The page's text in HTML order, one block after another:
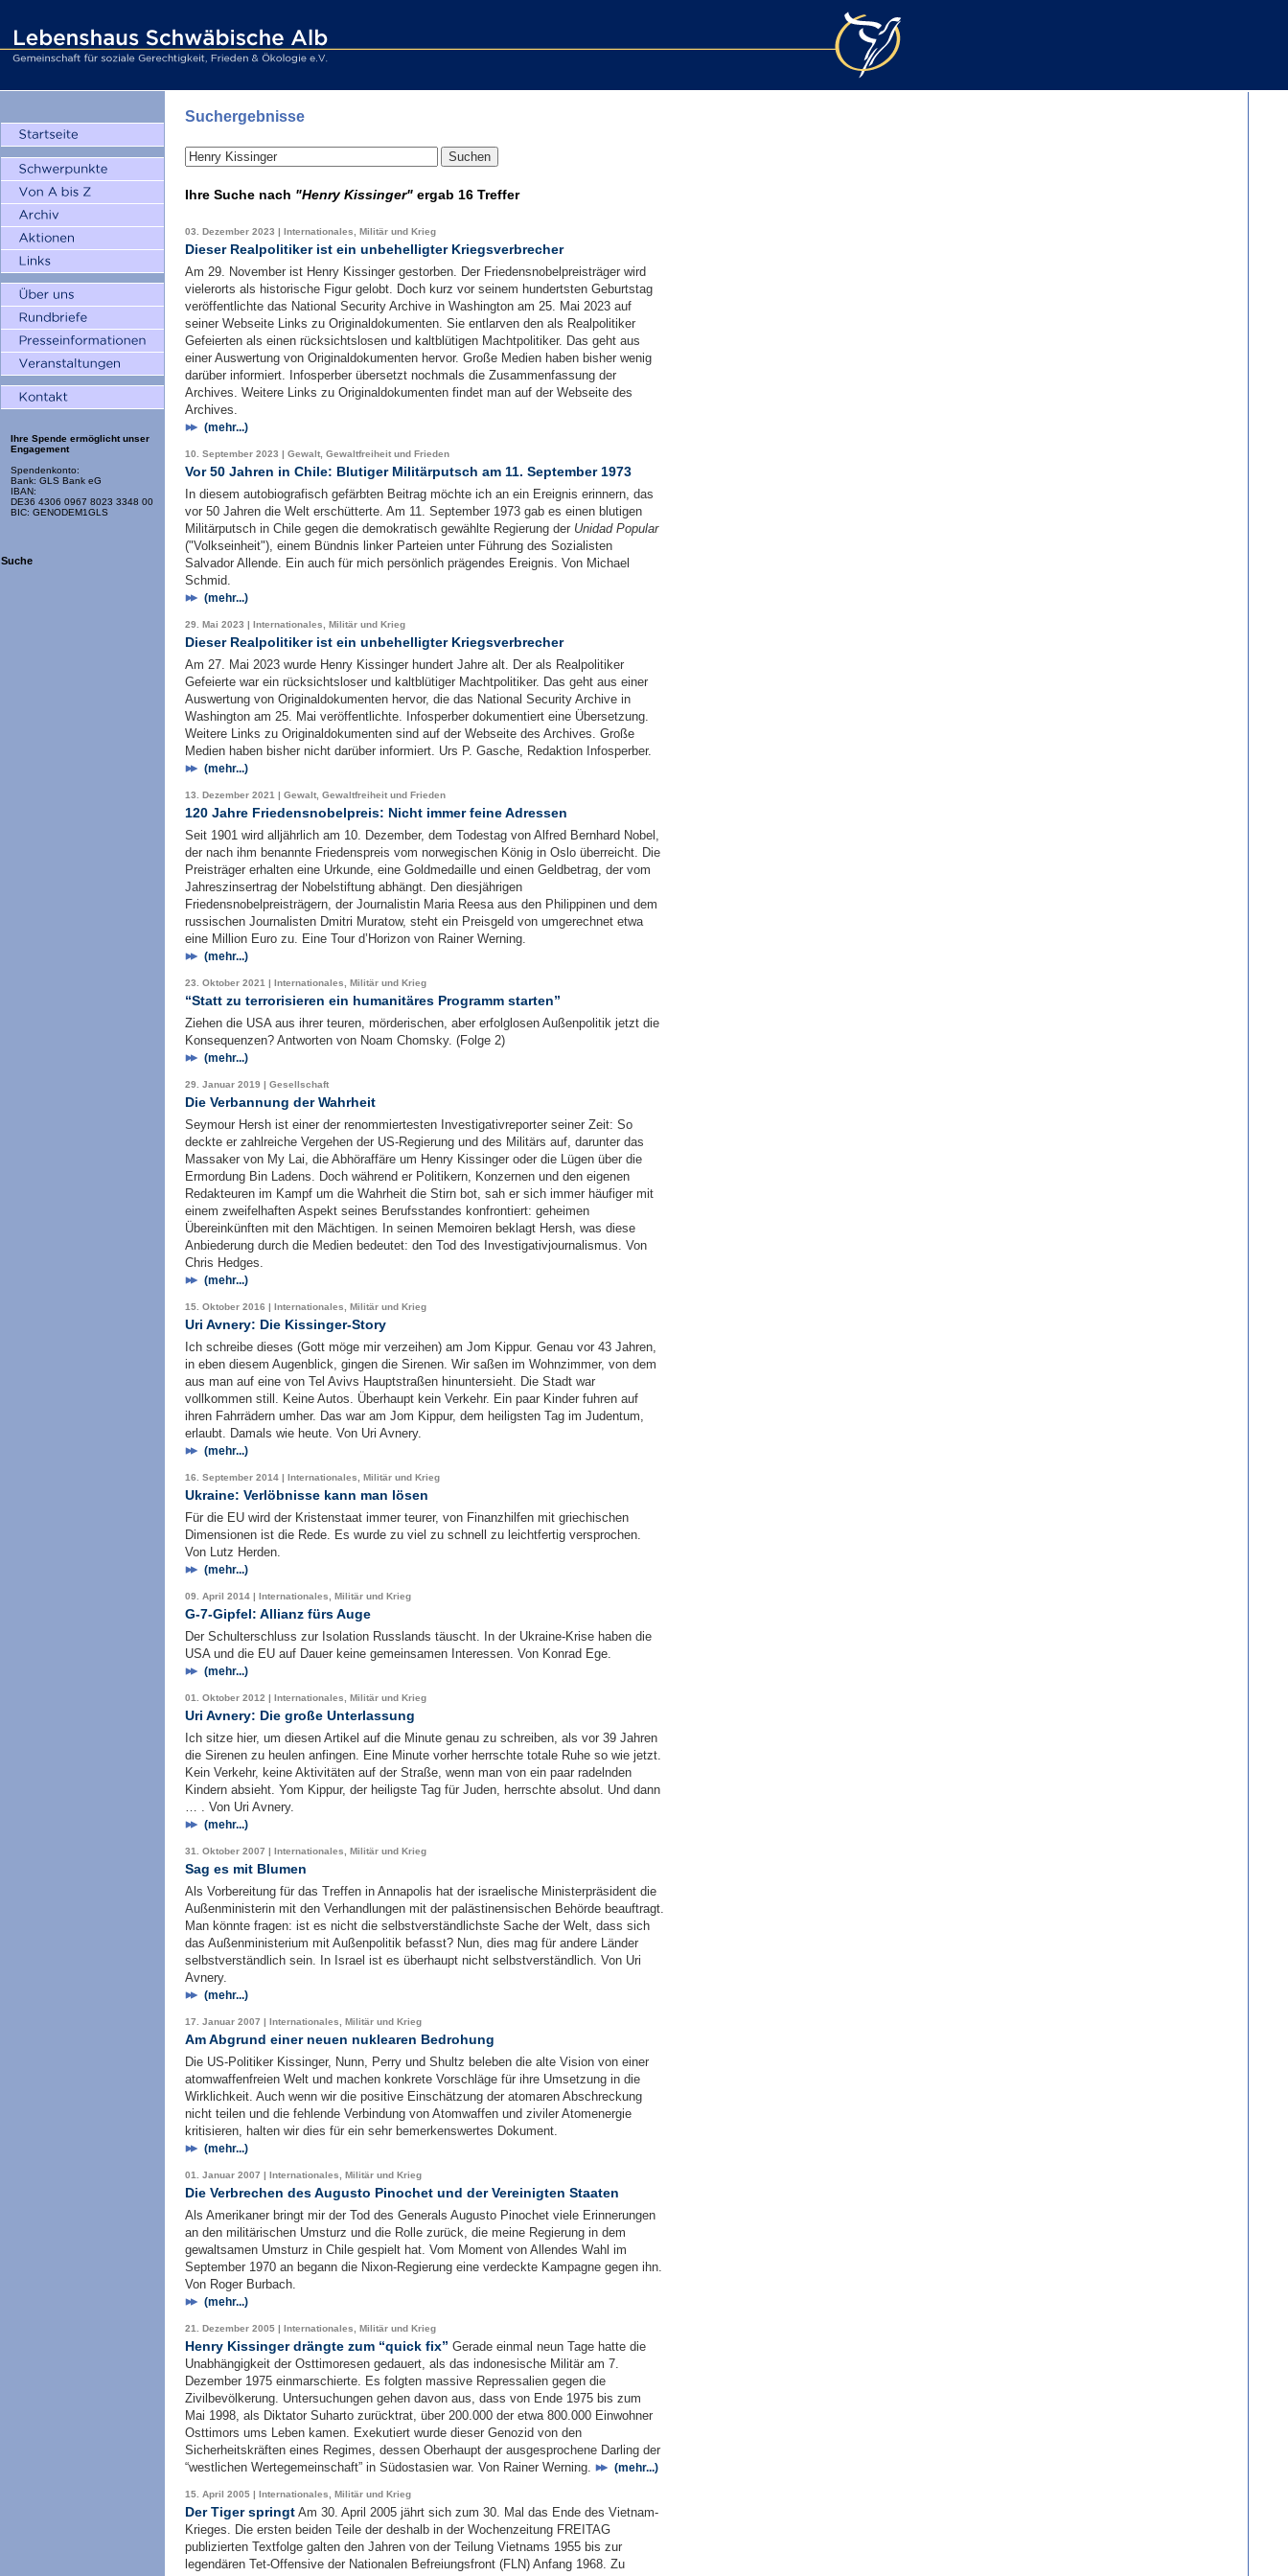
Ihre Spende ermöglicht unser
Engagement
Spendenkonto:
Bank: GLS Bank eG
IBAN:
DE36 4306 0967 8023 3348 00
BIC: GENODEM1GLS
Suche
Suchergebnisse
Ihre Suche nach "Henry Kissinger" ergab 16 Treffer
03. Dezember 2023 | Internationales, Militär und Krieg
Dieser Realpolitiker ist ein unbehelligter Kriegsverbrecher
Am 29. November ist Henry Kissinger gestorben. Der Friedensnobelpreisträger wird
vielerorts als historische Figur gelobt. Doch kurz vor seinem hundertsten Geburtstag
veröffentlichte das National Security Archive in Washington am 25. Mai 2023 auf
seiner Webseite Links zu Originaldokumenten. Sie entlarven den als Realpolitiker
Gefeierten als einen rücksichtslosen und kaltblütigen Machtpolitiker. Das geht aus
einer Auswertung von Originaldokumenten hervor. Große Medien haben bisher wenig
darüber informiert. Infosperber übersetzt nochmals die Zusammenfassung der
Archives. Weitere Links zu Originaldokumenten findet man auf der Webseite des
Archives.
(mehr...)
10. September 2023 | Gewalt, Gewaltfreiheit und Frieden
Vor 50 Jahren in Chile: Blutiger Militärputsch am 11. September 1973
In diesem autobiografisch gefärbten Beitrag möchte ich an ein Ereignis erinnern, das
vor 50 Jahren die Welt erschütterte. Am 11. September 1973 gab es einen blutigen
Militärputsch in Chile gegen die demokratisch gewählte Regierung der Unidad Popular
("Volkseinheit"), einem Bündnis linker Parteien unter Führung des Sozialisten
Salvador Allende. Ein auch für mich persönlich prägendes Ereignis. Von Michael
Schmid.
(mehr...)
29. Mai 2023 | Internationales, Militär und Krieg
Dieser Realpolitiker ist ein unbehelligter Kriegsverbrecher
Am 27. Mai 2023 wurde Henry Kissinger hundert Jahre alt. Der als Realpolitiker
Gefeierte war ein rücksichtsloser und kaltblütiger Machtpolitiker. Das geht aus einer
Auswertung von Originaldokumenten hervor, die das National Security Archive in
Washington am 25. Mai veröffentlichte. Infosperber dokumentiert eine Übersetzung.
Weitere Links zu Originaldokumenten sind auf der Webseite des Archives. Große
Medien haben bisher nicht darüber informiert. Urs P. Gasche, Redaktion Infosperber.
(mehr...)
13. Dezember 2021 | Gewalt, Gewaltfreiheit und Frieden
120 Jahre Friedensnobelpreis: Nicht immer feine Adressen
Seit 1901 wird alljährlich am 10. Dezember, dem Todestag von Alfred Bernhard Nobel,
der nach ihm benannte Friedenspreis vom norwegischen König in Oslo überreicht. Die
Preisträger erhalten eine Urkunde, eine Goldmedaille und einen Geldbetrag, der vom
Jahreszinsertrag der Nobelstiftung abhängt. Den diesjährigen
Friedensnobelpreisträgern, der Journalistin Maria Reesa aus den Philippinen und dem
russischen Journalisten Dmitri Muratow, steht ein Preisgeld von umgerechnet etwa
eine Million Euro zu. Eine Tour d’Horizon von Rainer Werning.
(mehr...)
23. Oktober 2021 | Internationales, Militär und Krieg
“Statt zu terrorisieren ein humanitäres Programm starten”
Ziehen die USA aus ihrer teuren, mörderischen, aber erfolglosen Außenpolitik jetzt die
Konsequenzen? Antworten von Noam Chomsky. (Folge 2)
(mehr...)
29. Januar 2019 | Gesellschaft
Die Verbannung der Wahrheit
Seymour Hersh ist einer der renommiertesten Investigativreporter seiner Zeit: So
deckte er zahlreiche Vergehen der US-Regierung und des Militärs auf, darunter das
Massaker von My Lai, die Abhöraffäre um Henry Kissinger oder die Lügen über die
Ermordung Bin Ladens. Doch während er Politikern, Konzernen und den eigenen
Redakteuren im Kampf um die Wahrheit die Stirn bot, sah er sich immer häufiger mit
einem zweifelhaften Aspekt seines Berufsstandes konfrontiert: geheimen
Übereinkünften mit den Mächtigen. In seinen Memoiren beklagt Hersh, was diese
Anbiederung durch die Medien bedeutet: den Tod des Investigativjournalismus. Von
Chris Hedges.
(mehr...)
15. Oktober 2016 | Internationales, Militär und Krieg
Uri Avnery: Die Kissinger-Story
Ich schreibe dieses (Gott möge mir verzeihen) am Jom Kippur. Genau vor 43 Jahren,
in eben diesem Augenblick, gingen die Sirenen. Wir saßen im Wohnzimmer, von dem
aus man auf eine von Tel Avivs Hauptstraßen hinuntersieht. Die Stadt war
vollkommen still. Keine Autos. Überhaupt kein Verkehr. Ein paar Kinder fuhren auf
ihren Fahrrädern umher. Das war am Jom Kippur, dem heiligsten Tag im Judentum,
erlaubt. Damals wie heute. Von Uri Avnery.
(mehr...)
16. September 2014 | Internationales, Militär und Krieg
Ukraine: Verlöbnisse kann man lösen
Für die EU wird der Kristenstaat immer teurer, von Finanzhilfen mit griechischen
Dimensionen ist die Rede. Es wurde zu viel zu schnell zu leichtfertig versprochen.
Von Lutz Herden.
(mehr...)
09. April 2014 | Internationales, Militär und Krieg
G-7-Gipfel: Allianz fürs Auge
Der Schulterschluss zur Isolation Russlands täuscht. In der Ukraine-Krise haben die
USA und die EU auf Dauer keine gemeinsamen Interessen. Von Konrad Ege.
(mehr...)
01. Oktober 2012 | Internationales, Militär und Krieg
Uri Avnery: Die große Unterlassung
Ich sitze hier, um diesen Artikel auf die Minute genau zu schreiben, als vor 39 Jahren
die Sirenen zu heulen anfingen. Eine Minute vorher herrschte totale Ruhe so wie jetzt.
Kein Verkehr, keine Aktivitäten auf der Straße, wenn man von ein paar radelnden
Kindern absieht. Yom Kippur, der heiligste Tag für Juden, herrschte absolut. Und dann
… . Von Uri Avnery.
(mehr...)
31. Oktober 2007 | Internationales, Militär und Krieg
Sag es mit Blumen
Als Vorbereitung für das Treffen in Annapolis hat der israelische Ministerpräsident die
Außenministerin mit den Verhandlungen mit der palästinensischen Behörde beauftragt.
Man könnte fragen: ist es nicht die selbstverständlichste Sache der Welt, dass sich
das Außenministerium mit Außenpolitik befasst? Nun, dies mag für andere Länder
selbstverständlich sein. In Israel ist es überhaupt nicht selbstverständlich. Von Uri
Avnery.
(mehr...)
17. Januar 2007 | Internationales, Militär und Krieg
Am Abgrund einer neuen nuklearen Bedrohung
Die US-Politiker Kissinger, Nunn, Perry und Shultz beleben die alte Vision von einer
atomwaffenfreien Welt und machen konkrete Vorschläge für ihre Umsetzung in die
Wirklichkeit. Auch wenn wir die positive Einschätzung der atomaren Abschreckung
nicht teilen und die fehlende Verbindung von Atomwaffen und ziviler Atomenergie
kritisieren, halten wir dies für ein sehr bemerkenswertes Dokument.
(mehr...)
01. Januar 2007 | Internationales, Militär und Krieg
Die Verbrechen des Augusto Pinochet und der Vereinigten Staaten
Als Amerikaner bringt mir der Tod des Generals Augusto Pinochet viele Erinnerungen
an den militärischen Umsturz und die Rolle zurück, die meine Regierung in dem
gewaltsamen Umsturz in Chile gespielt hat. Vom Moment von Allendes Wahl im
September 1970 an begann die Nixon-Regierung eine verdeckte Kampagne gegen ihn.
Von Roger Burbach.
(mehr...)
21. Dezember 2005 | Internationales, Militär und Krieg
Henry Kissinger drängte zum “quick fix” Gerade einmal neun Tage hatte die
Unabhängigkeit der Osttimoresen gedauert, als das indonesische Militär am 7.
Dezember 1975 einmarschierte. Es folgten massive Repressalien gegen die
Zivilbevölkerung. Untersuchungen gehen davon aus, dass von Ende 1975 bis zum
Mai 1998, als Diktator Suharto zurücktrat, über 200.000 der etwa 800.000 Einwohner
Osttimors ums Leben kamen. Exekutiert wurde dieser Genozid von den
Sicherheitskräften eines Regimes, dessen Oberhaupt der ausgesprochene Darling der
“westlichen Wertegemeinschaft” in Südostasien war. Von Rainer Werning.
(mehr...)
15. April 2005 | Internationales, Militär und Krieg
Der Tiger springt Am 30. April 2005 jährt sich zum 30. Mal das Ende des Vietnam-
Krieges. Die ersten beiden Teile der deshalb in der Wochenzeitung FREITAG
publizierten Textfolge galten den Jahren von der Teilung Vietnams 1955 bis zur
legendären Tet-Offensive der Nationalen Befreiungsfront (FLN) Anfang 1968. Zu